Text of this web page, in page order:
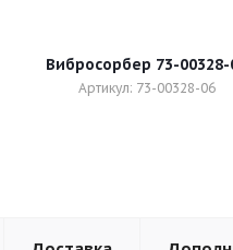
Вибросорбер 73-00328-
Артикул: 73-00328-06